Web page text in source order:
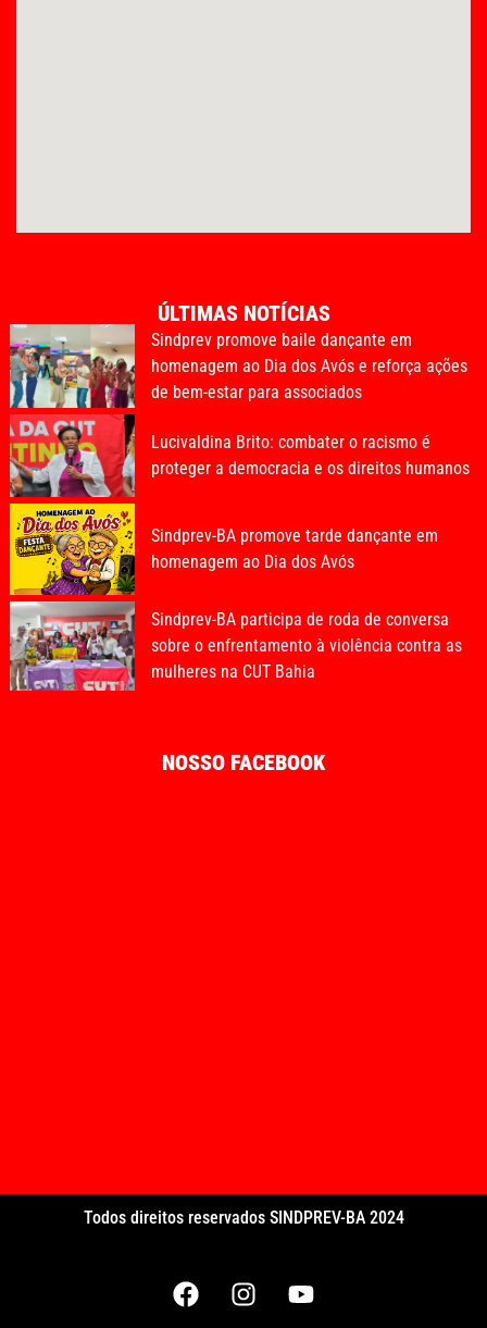
ÚLTIMAS NOTÍCIAS
Sindprev promove baile dançante em
homenagem ao Dia dos Avós e reforça ações
de bem-estar para associados
Lucivaldina Brito: combater o racismo é
proteger a democracia e os direitos humanos
Sindprev-BA promove tarde dançante em
homenagem ao Dia dos Avós
Sindprev-BA participa de roda de conversa
sobre o enfrentamento à violência contra as
mulheres na CUT Bahia
NOSSO FACEBOOK
Todos direitos reservados SINDPREV-BA 2024